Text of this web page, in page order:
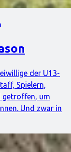
der U13-
Spielern,
getroffen, um
Und zwar in